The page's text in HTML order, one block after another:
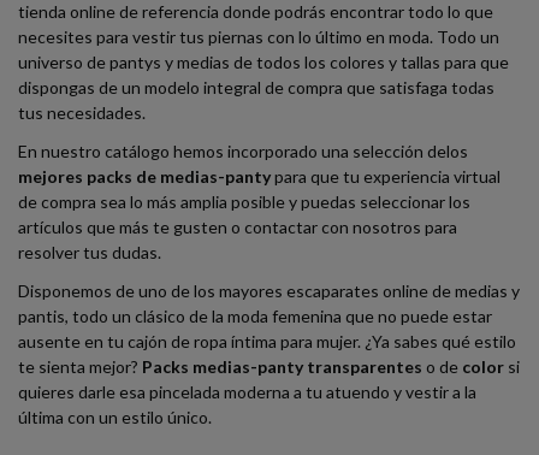
tienda online de referencia donde podrás encontrar todo lo que
necesites para vestir tus piernas con lo último en moda. Todo un
universo de pantys y medias de todos los colores y tallas para que
dispongas de un modelo integral de compra que satisfaga todas
tus necesidades.
En nuestro catálogo hemos incorporado una selección delos
mejores packs de medias-pantypara que tu experiencia virtual
de compra sea lo más amplia posible y puedas seleccionar los
artículos que más te gusten o contactar con nosotros para
resolver tus dudas.
Disponemos de uno de los mayores escaparates online de medias y
pantis, todo un clásico de la moda femenina que no puede estar
ausente en tu cajón de ropa íntima para mujer. ¿Ya sabes qué estilo
te sienta mejor? Packs medias-panty transparentes o de color si
quieres darle esa pincelada moderna a tu atuendo y vestir a la
última con un estilo único.